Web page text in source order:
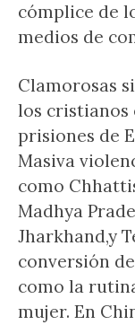
cómplice de
medios de
Clamorosas
los cristianos
prisiones de
Masiva
como
Madhya
Jharkhand,y
conversión
como la
mujer. En